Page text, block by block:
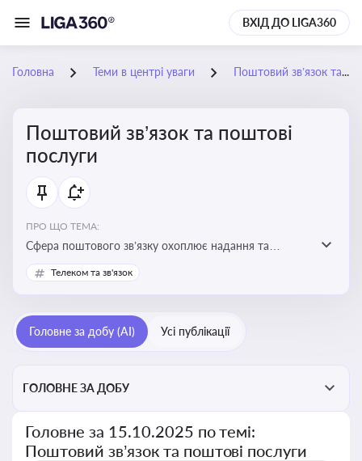
ВХІД ДО LIGA360
Головна Теми в центрі уваги Поштовий зв’язок та поштові послуги
Поштовий зв’язок та поштові
послуги
ПРО ЩО ТЕМА:
Сфера поштового зв’язку охоплює надання та
контроль послуг поштового обслуговування, що
регулюється спеціальним законодавством. Для
ліцензійних умов, участі в державних реєстрах і
забезпечення прав споживачів.
Телеком та зв'язок
Головне за добу (AI) Усі публікації
ГОЛОВНЕ ЗА ДОБУ
Головне за 15.10.2025 по темі:
Поштовий зв’язок та поштові послуги